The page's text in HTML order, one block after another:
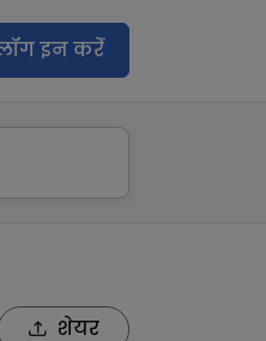
इन करेंं
शेयर